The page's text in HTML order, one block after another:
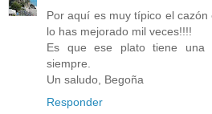
Por aquí es muy típico el
lo has mejorado mil veces!!!!
Es que ese plato tiene una
siempre.
Un saludo, Begoña
Responder